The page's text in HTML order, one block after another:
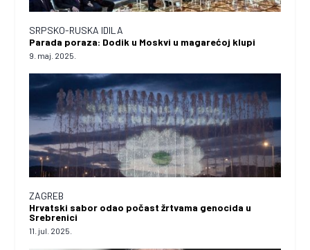
SRPSKO-RUSKA IDILA
Parada poraza: Dodik u Moskvi u magarećoj klupi
9. maj. 2025.
ZAGREB
Hrvatski sabor odao počast žrtvama genocida u
Srebrenici
11. jul. 2025.